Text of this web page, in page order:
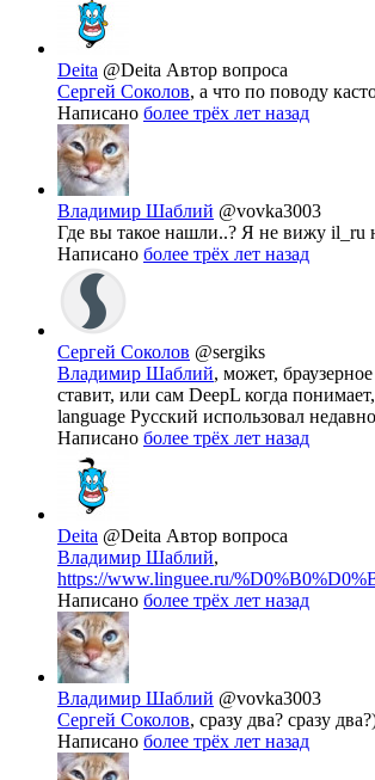
Deita @Deita Автор вопроса
Сергей Соколов, а что по поводу
Написано более трёх лет назад
Владимир Шаблий @vovka3003
Где вы такое нашли..? Я не вижу il_ru
Написано более трёх лет назад
Сергей Соколов @sergiks
Владимир Шаблий, может,
ставит, или сам DeepL когда
language Русский использовал
Написано более трёх лет назад
Deita @Deita Автор вопроса
Владимир Шаблий,
https://www.linguee.ru/
Написано более трёх лет назад
Владимир Шаблий @vovka3003
Сергей Соколов, сразу два? сразу
Написано более трёх лет назад